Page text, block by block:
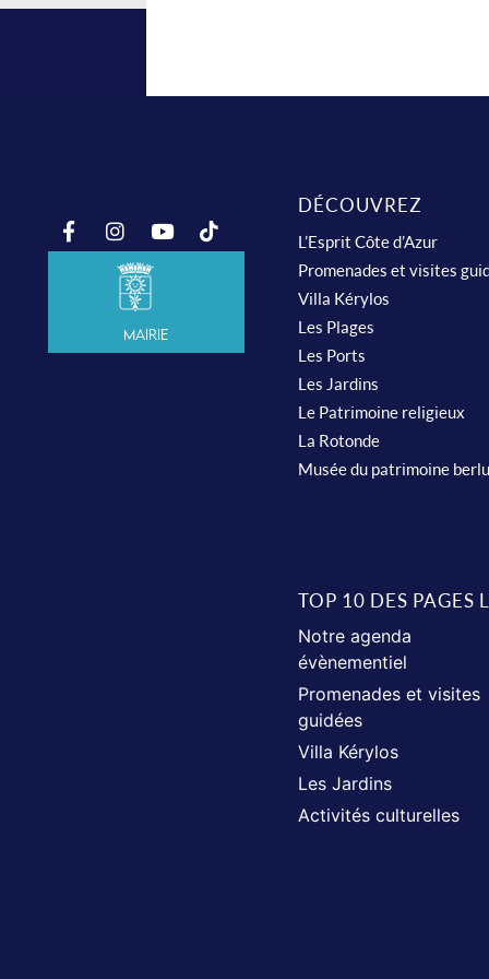
Mairie
DÉCOUVREZ
L’Esprit Côte d’Azur
Promenades et visites
Villa Kérylos
Les Plages
Les Ports
Les Jardins
Le Patrimoine religieux
La Rotonde
Musée du patrimoine
TOP 10 DES PAGES
Notre agenda
évènementiel
Promenades et visites
guidées
Villa Kérylos
Les Jardins
Activités culturelles